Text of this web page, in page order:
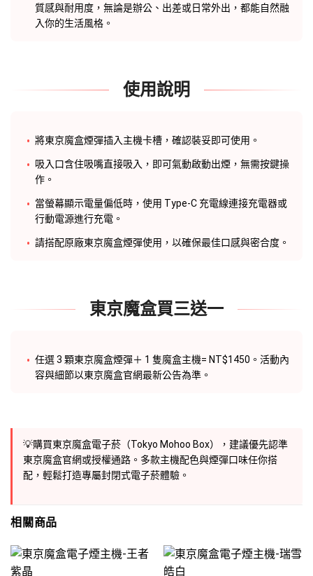
質感與耐用度，無論是辦公、出差或日常外出，都能自然融
入你的生活風格。
使用說明
將東京魔盒煙彈插入主機卡槽，確認裝妥即可使用。
吸入口含住吸嘴直接吸入，即可氣動啟動出煙，無需按鍵操
作。
當螢幕顯示電量偏低時，使用 Type-C 充電線連接充電器或
行動電源進行充電。
請搭配原廠東京魔盒煙彈使用，以確保最佳口感與密合度。
東京魔盒買三送一
任選 3 顆東京魔盒煙彈＋ 1 隻魔盒主機= NT$1450。活動內
容與細節以東京魔盒官網最新公告為準。
💡購買東京魔盒電子菸 （Tokyo Mohoo Box），建議優先認準
東京魔盒官網或授權通路。多款主機配色與煙彈口味任你搭
配，輕鬆打造專屬封閉式電子菸體驗。
相關商品